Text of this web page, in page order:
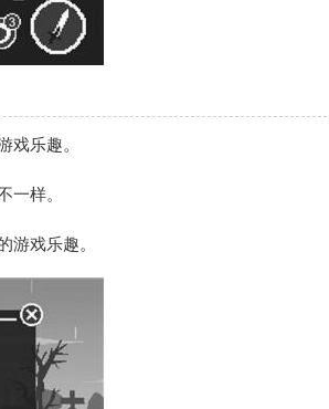
戏乐趣。
一样。
游戏乐趣。